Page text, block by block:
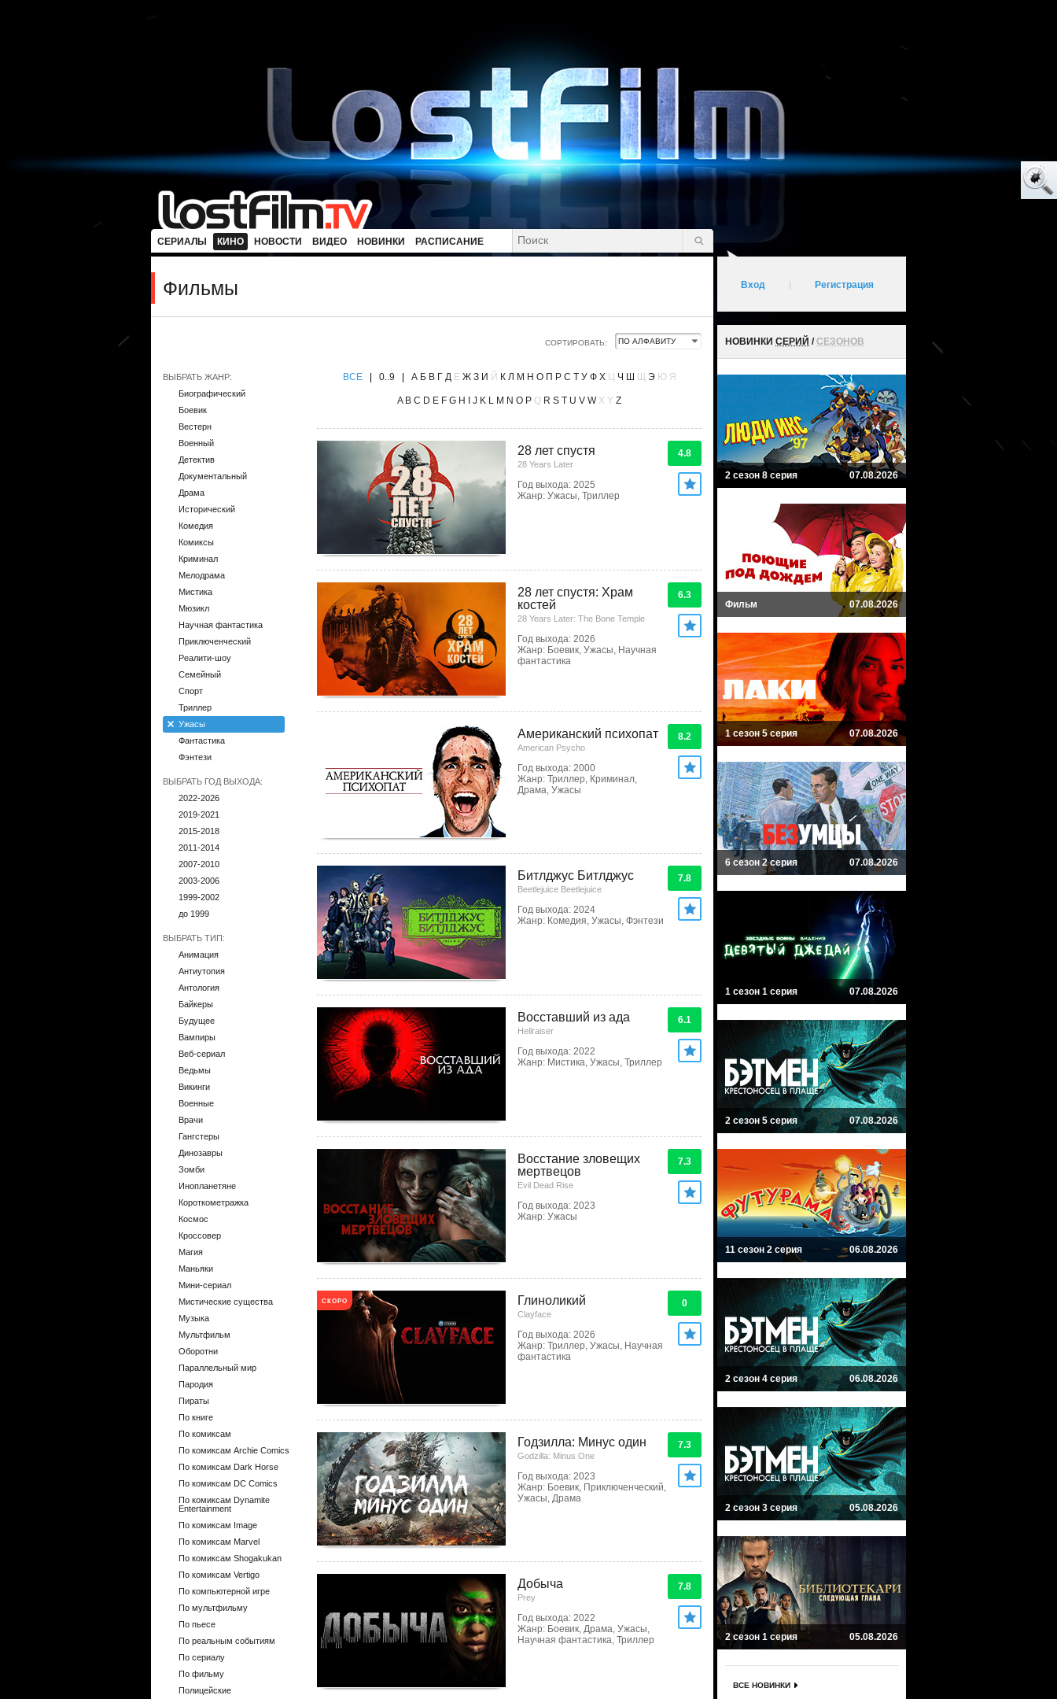
СЕРИАЛЫ КИНО НОВОСТИ ВИДЕО НОВИНКИ РАСПИСАНИЕ
Фильмы
СОРТИРОВАТЬ:
ВЫБРАТЬ ЖАНР:
Биографический
Боевик
Вестерн
Военный
Детектив
Документальный
Драма
Исторический
Комедия
Комиксы
Криминал
Мелодрама
Мистика
Мюзикл
Научная фантастика
Приключенческий
Реалити-шоу
Семейный
Спорт
Триллер
Ужасы
Фантастика
Фэнтези
ВЫБРАТЬ ГОД ВЫХОДА:
2022-2026
2019-2021
2015-2018
2011-2014
2007-2010
2003-2006
1999-2002
до 1999
ВЫБРАТЬ ТИП:
Анимация
Антиутопия
Антология
Байкеры
Будущее
Вампиры
Веб-сериал
Ведьмы
Викинги
Военные
Врачи
Гангстеры
Динозавры
Зомби
Инопланетяне
Короткометражка
Космос
Кроссовер
Магия
Маньяки
Мини-сериал
Мистические существа
Музыка
Мультфильм
Оборотни
Параллельный мир
Пародия
Пираты
По книге
По комиксам
По комиксам Archie Comics
По комиксам Dark Horse
По комиксам DC Comics
По комиксам Dynamite
Entertainment
По комиксам Image
По комиксам Marvel
По комиксам Shogakukan
По комиксам Vertigo
По компьютерной игре
По мультфильму
По пьесе
По реальным событиям
По сериалу
По фильму
Полицейские
ВCE 0..9 А Б В Г Д Е Ж З И Й К Л М Н О П Р С Т У Ф Х Ц Ч Ш Щ Э Ю Я
A B C D E F G H J K L M N O P Q R S T U V W X Y Z
28 лет спустя
28 Years Later
Год выхода: 2025
Жанр: Ужасы, Триллер
4.8
28 лет спустя: Храм
костей
28 Years Later: The Bone Temple
Год выхода: 2026
Жанр: Боевик, Ужасы, Научная
фантастика
6.3
Американский психопат
American Psycho
Год выхода: 2000
Жанр: Триллер, Криминал,
Драма, Ужасы
8.2
Битлджус Битлджус
Beetlejuice Beetlejuice
Год выхода: 2024
Жанр: Комедия, Ужасы, Фэнтези
7.8
Восставший из ада
Hellraiser
Год выхода: 2022
Жанр: Мистика, Ужасы, Триллер
6.1
Восстание зловещих
мертвецов
Evil Dead Rise
Год выхода: 2023
Жанр: Ужасы
7.3
СКОРО Глиноликий
Clayface
Год выхода: 2026
Жанр: Триллер, Ужасы, Научная
фантастика
0
Годзилла: Минус один
Godzilla: Minus One
Год выхода: 2023
Жанр: Боевик, Приключенческий,
Ужасы, Драма
7.3
Добыча
Prey
Год выхода: 2022
Жанр: Боевик, Драма, Ужасы,
Научная фантастика, Триллер
7.8
Вход Регистрация
НОВИНКИ СЕРИЙ /СЕЗОНОВ
2 сезон 8 серия 07.08.2026
Фильм 07.08.2026
1 сезон 5 серия 07.08.2026
6 сезон 2 серия 07.08.2026
1 сезон 1 серия 07.08.2026
2 сезон 5 серия 07.08.2026
11 сезон 2 серия 06.08.2026
2 сезон 4 серия 06.08.2026
2 сезон 3 серия 05.08.2026
2 сезон 1 серия 05.08.2026
ВСЕ НОВИНКИ